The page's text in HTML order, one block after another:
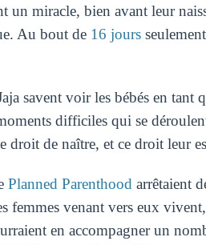
un miracle, bien avant leur
Au bout de 16 jours
savent voir les bébés en tant
difficiles qui se
droit de naître, et ce droit leur
Planned Parenthood arrêtaient
femmes venant vers eux
en accompagner un